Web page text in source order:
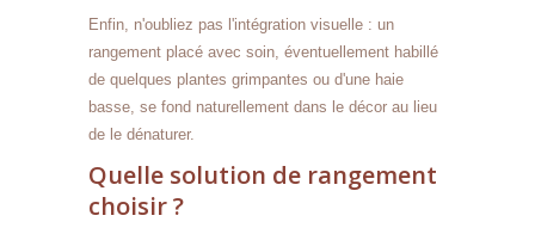
Enfin, n'oubliez pas l'intégration visuelle : un
rangement placé avec soin, éventuellement habillé
de quelques plantes grimpantes ou d'une haie
basse, se fond naturellement dans le décor au lieu
de le dénaturer.
Quelle solution de rangement
choisir ?